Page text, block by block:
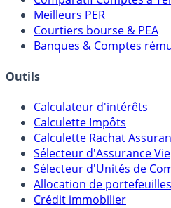
Meilleurs PER
Courtiers bourse & PEA
Banques & Comptes
Outils
Calculateur d'intérêts
Calculette Impôts
Calculette Rachat
Sélecteur d'Assurance Vie
Sélecteur d'Unités de
Allocation de portefeuilles
Crédit immobilier